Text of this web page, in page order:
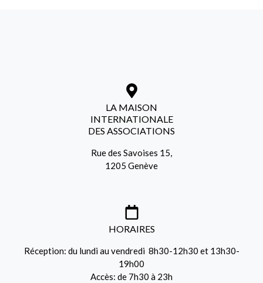
LA MAISON
INTERNATIONALE
DES ASSOCIATIONS
Rue des Savoises 15,
1205 Genève
HORAIRES
Réception: du lundi au vendredi 8h30-12h30 et 13h30-
19h00
Accès: de 7h30 à 23h